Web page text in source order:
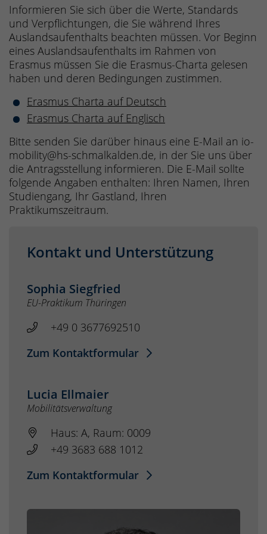
Informieren Sie sich über die Werte, Standards
und Verpflichtungen, die Sie während Ihres
Auslandsaufenthalts beachten müssen. Vor Beginn
eines Auslandsaufenthalts im Rahmen von
Erasmus müssen Sie die Erasmus-Charta gelesen
haben und deren Bedingungen zustimmen.
Erasmus Charta auf Deutsch
Erasmus Charta auf Englisch
Bitte senden Sie darüber hinaus eine E-Mail an io-
mobility@hs-schmalkalden.de, in der Sie uns über
die Antragsstellung informieren. Die E-Mail sollte
folgende Angaben enthalten: Ihren Namen, Ihren
Studiengang, Ihr Gastland, Ihren
Praktikumszeitraum.
Kontakt und Unterstützung
Sophia Siegfried
EU-Praktikum Thüringen
+49 0 3677692510
Zum Kontaktformular
Lucia Ellmaier
Mobilitätsverwaltung
Haus: A, Raum: 0009
+49 3683 688 1012
Zum Kontaktformular